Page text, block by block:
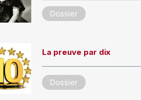
Dossier
La preuve par dix
Dossier